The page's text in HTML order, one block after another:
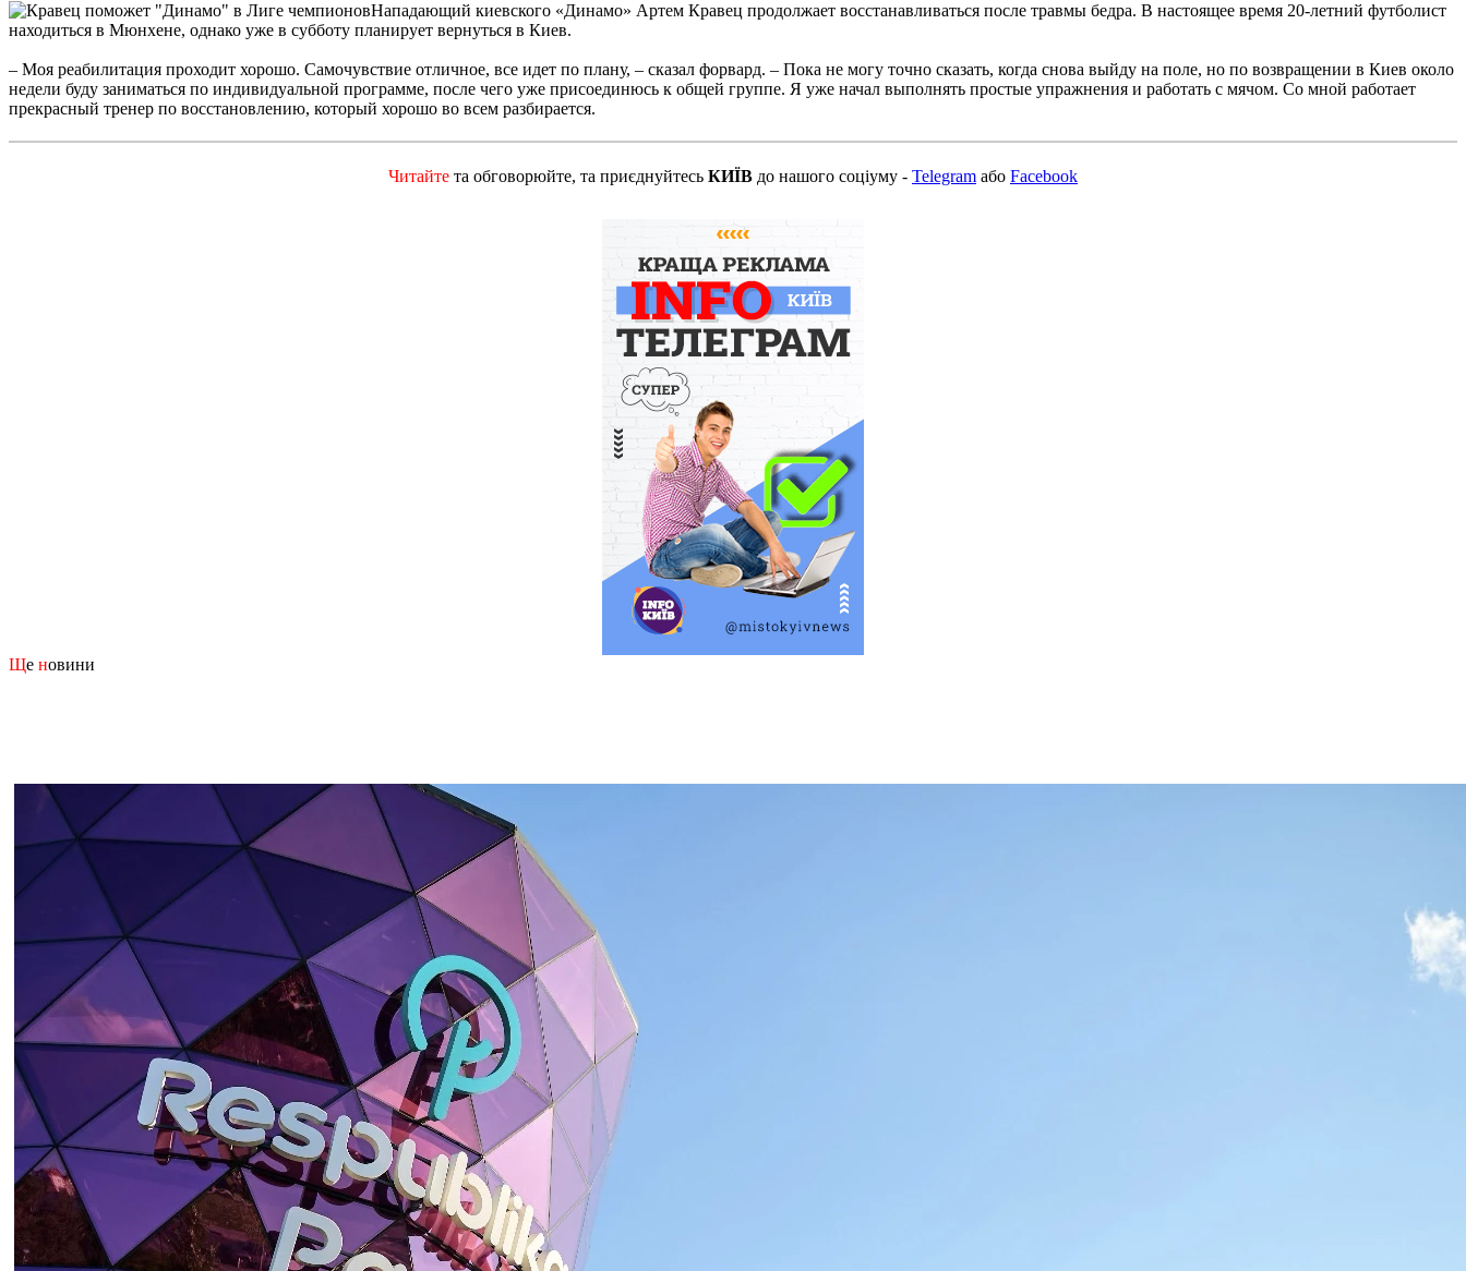
Нападающий киевского «Динамо» Артем Кравец продолжает восстанавливаться после травмы бедра. В настоящее время 20-летний футболист
находиться в Мюнхене, однако уже в субботу планирует вернуться в Киев.
– Моя реабилитация проходит хорошо. Самочувствие отличное, все идет по плану, – сказал форвард. – Пока не могу точно сказать, когда снова выйду на поле, но по возвращении в Киев около
недели буду заниматься по индивидуальной программе, после чего уже присоединюсь к общей группе. Я уже начал выполнять простые упражнения и работать с мячом. Со мной работает
прекрасный тренер по восстановлению, который хорошо во всем разбирается.
Читайте та обговорюйте, та приєднуйтесь КИЇВ до нашого соціуму - Telegram або Facebook
Ще новини